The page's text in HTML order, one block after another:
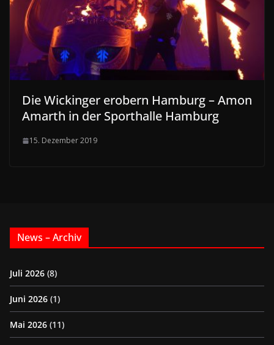
Die Wickinger erobern Hamburg – Amon
Amarth in der Sporthalle Hamburg
15. Dezember 2019
News – Archiv
Juli 2026 (8)
Juni 2026 (1)
Mai 2026 (11)